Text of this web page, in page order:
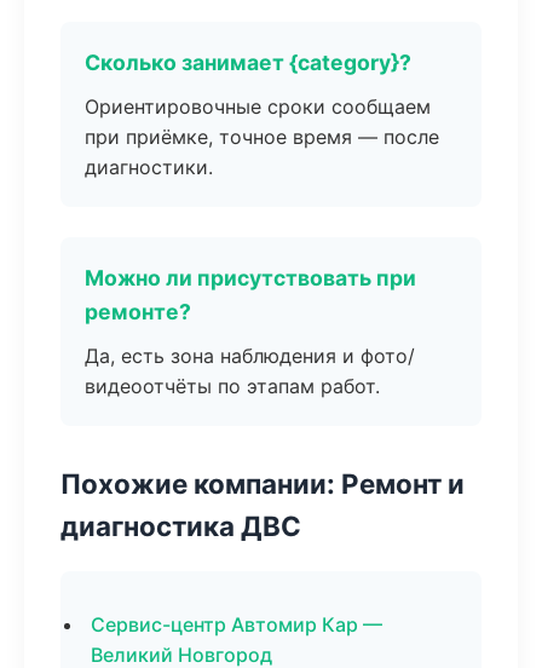
Сколько занимает {category}?
Ориентировочные сроки сообщаем
при приёмке, точное время — после
диагностики.
Можно ли присутствовать при
ремонте?
Да, есть зона наблюдения и фото/
видеоотчёты по этапам работ.
Похожие компании: Ремонт и
диагностика ДВС
Сервис-центр Автомир Кар —
Великий Новгород